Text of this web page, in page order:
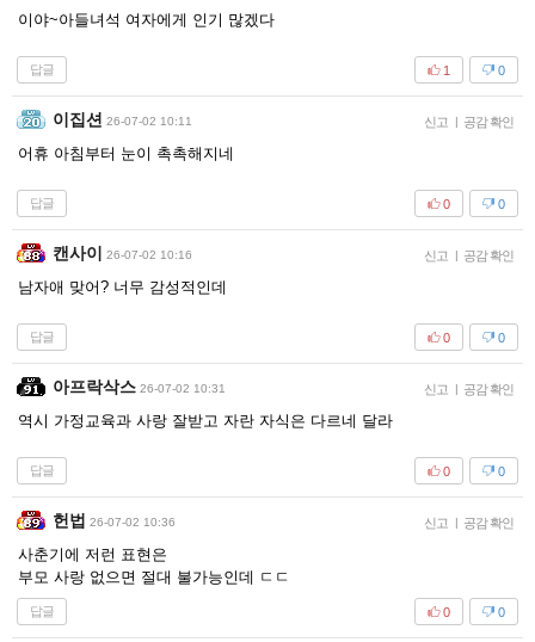
이야~아들녀석 여자에게 인기 많겠다
답글 0
1
이집션 26-07-02 10:11 신고 | 공감 확인
어휴 아침부터 눈이 촉촉해지네
답글 0
0
캔사이 26-07-02 10:16 신고 | 공감 확인
남자애 맞어? 너무 감성적인데
답글 0
0
아프락삭스 26-07-02 10:31 신고 | 공감 확인
역시 가정교육과 사랑 잘받고 자란 자식은 다르네 달라
답글 0
0
헌법 26-07-02 10:36 신고 | 공감 확인
사춘기에 저런 표현은
부모 사랑 없으면 절대 불가능인데 ㄷㄷ
답글 0
0